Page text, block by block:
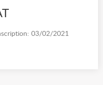
03/02/2021